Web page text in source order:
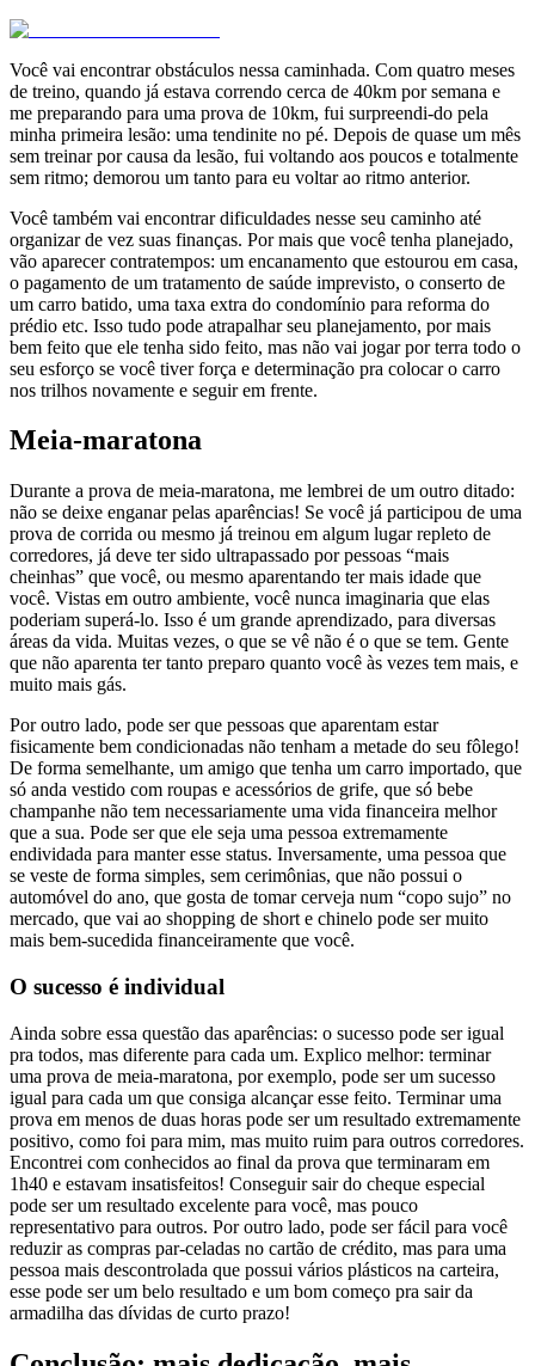
Você vai encontrar obstáculos nessa caminhada. Com quatro meses
de treino, quando já estava correndo cerca de 40km por semana e
me preparando para uma prova de 10km, fui surpreendi-do pela
minha primeira lesão: uma tendinite no pé. Depois de quase um mês
sem treinar por causa da lesão, fui voltando aos poucos e totalmente
sem ritmo; demorou um tanto para eu voltar ao ritmo anterior.
Você também vai encontrar dificuldades nesse seu caminho até
organizar de vez suas finanças. Por mais que você tenha planejado,
vão aparecer contratempos: um encanamento que estourou em casa,
o pagamento de um tratamento de saúde imprevisto, o conserto de
um carro batido, uma taxa extra do condomínio para reforma do
prédio etc. Isso tudo pode atrapalhar seu planejamento, por mais
bem feito que ele tenha sido feito, mas não vai jogar por terra todo o
seu esforço se você tiver força e determinação pra colocar o carro
nos trilhos novamente e seguir em frente.
Meia-maratona
Durante a prova de meia-maratona, me lembrei de um outro ditado:
não se deixe enganar pelas aparências! Se você já participou de uma
prova de corrida ou mesmo já treinou em algum lugar repleto de
corredores, já deve ter sido ultrapassado por pessoas “mais
cheinhas” que você, ou mesmo aparentando ter mais idade que
você. Vistas em outro ambiente, você nunca imaginaria que elas
poderiam superá-lo. Isso é um grande aprendizado, para diversas
áreas da vida. Muitas vezes, o que se vê não é o que se tem. Gente
que não aparenta ter tanto preparo quanto você às vezes tem mais, e
muito mais gás.
Por outro lado, pode ser que pessoas que aparentam estar
fisicamente bem condicionadas não tenham a metade do seu fôlego!
De forma semelhante, um amigo que tenha um carro importado, que
só anda vestido com roupas e acessórios de grife, que só bebe
champanhe não tem necessariamente uma vida financeira melhor
que a sua. Pode ser que ele seja uma pessoa extremamente
endividada para manter esse status. Inversamente, uma pessoa que
se veste de forma simples, sem cerimônias, que não possui o
automóvel do ano, que gosta de tomar cerveja num “copo sujo” no
mercado, que vai ao shopping de short e chinelo pode ser muito
mais bem-sucedida financeiramente que você.
O sucesso é individual
Ainda sobre essa questão das aparências: o sucesso pode ser igual
pra todos, mas diferente para cada um. Explico melhor: terminar
uma prova de meia-maratona, por exemplo, pode ser um sucesso
igual para cada um que consiga alcançar esse feito. Terminar uma
prova em menos de duas horas pode ser um resultado extremamente
positivo, como foi para mim, mas muito ruim para outros corredores.
Encontrei com conhecidos ao final da prova que terminaram em
1h40 e estavam insatisfeitos! Conseguir sair do cheque especial
pode ser um resultado excelente para você, mas pouco
representativo para outros. Por outro lado, pode ser fácil para você
reduzir as compras par-celadas no cartão de crédito, mas para uma
pessoa mais descontrolada que possui vários plásticos na carteira,
esse pode ser um belo resultado e um bom começo pra sair da
armadilha das dívidas de curto prazo!